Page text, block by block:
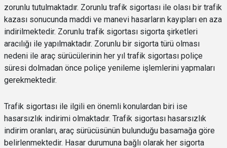
zorunlu tutulmaktadır. Zorunlu trafik sigortası ile olası bir trafik
kazası sonucunda maddi ve manevi hasarların kayıpları en aza
indirilmektedir. Zorunlu trafik sigortası sigorta şirketleri
aracılığı ile yapılmaktadır. Zorunlu bir sigorta türü olması
nedeni ile araç sürücülerinin her yıl trafik sigortası poliçe
süresi dolmadan önce poliçe yenileme işlemlerini yapmaları
gerekmektedir.
Trafik sigortası ile ilgili en önemli konulardan biri ise
hasarsızlık indirimi olmaktadır. Trafik sigortası hasarsızlık
indirim oranları, araç sürücüsünün bulunduğu basamağa göre
belirlenmektedir. Hasar durumuna bağlı olarak her sigorta